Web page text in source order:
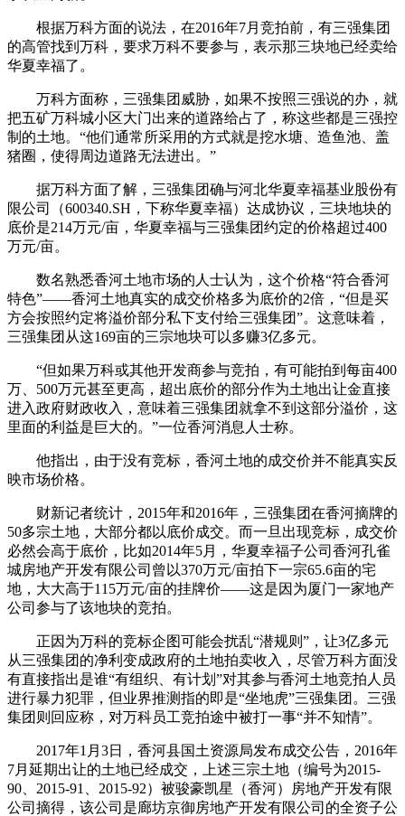
根据万科方面的说法，在2016年7月竞拍前，有三强集团
的高管找到万科，要求万科不要参与，表示那三块地已经卖给
华夏幸福了。
万科方面称，三强集团威胁，如果不按照三强说的办，就
把五矿万科城小区大门出来的道路给占了，称这些都是三强控
制的土地。“他们通常所采用的方式就是挖水塘、造鱼池、盖
猪圈，使得周边道路无法进出。”
据万科方面了解，三强集团确与河北华夏幸福基业股份有
限公司（600340.SH，下称华夏幸福）达成协议，三块地块的
底价是214万元/亩，华夏幸福与三强集团约定的价格超过400
万元/亩。
数名熟悉香河土地市场的人士认为，这个价格“符合香河
特色”——香河土地真实的成交价格多为底价的2倍，“但是买
方会按照约定将溢价部分私下支付给三强集团”。这意味着，
三强集团从这169亩的三宗地块可以多赚3亿多元。
“但如果万科或其他开发商参与竞拍，有可能拍到每亩400
万、500万元甚至更高，超出底价的部分作为土地出让金直接
进入政府财政收入，意味着三强集团就拿不到这部分溢价，这
里面的利益是巨大的。”一位香河消息人士称。
他指出，由于没有竞标，香河土地的成交价并不能真实反
映市场价格。
财新记者统计，2015年和2016年，三强集团在香河摘牌的
50多宗土地，大部分都以底价成交。而一旦出现竞标，成交价
必然会高于底价，比如2014年5月，华夏幸福子公司香河孔雀
城房地产开发有限公司曾以370万元/亩拍下一宗65.6亩的宅
地，大大高于115万元/亩的挂牌价——这是因为厦门一家地产
公司参与了该地块的竞拍。
正因为万科的竞标企图可能会扰乱“潜规则”，让3亿多元
从三强集团的净利变成政府的土地拍卖收入，尽管万科方面没
有直接指出是谁“有组织、有计划”对其参与香河土地竞拍人员
进行暴力犯罪，但业界推测指的即是“坐地虎”三强集团。三强
集团则回应称，对万科员工竞拍途中被打一事“并不知情”。
2017年1月3日，香河县国土资源局发布成交公告，2016年
7月延期出让的土地已经成交，上述三宗土地（编号为2015-
90、2015-91、2015-92）被骏豪凯星（香河）房地产开发有限
公司摘得，该公司是廊坊京御房地产开发有限公司的全资子公